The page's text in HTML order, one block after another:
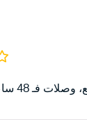
48 ساعة بلا مشاكل